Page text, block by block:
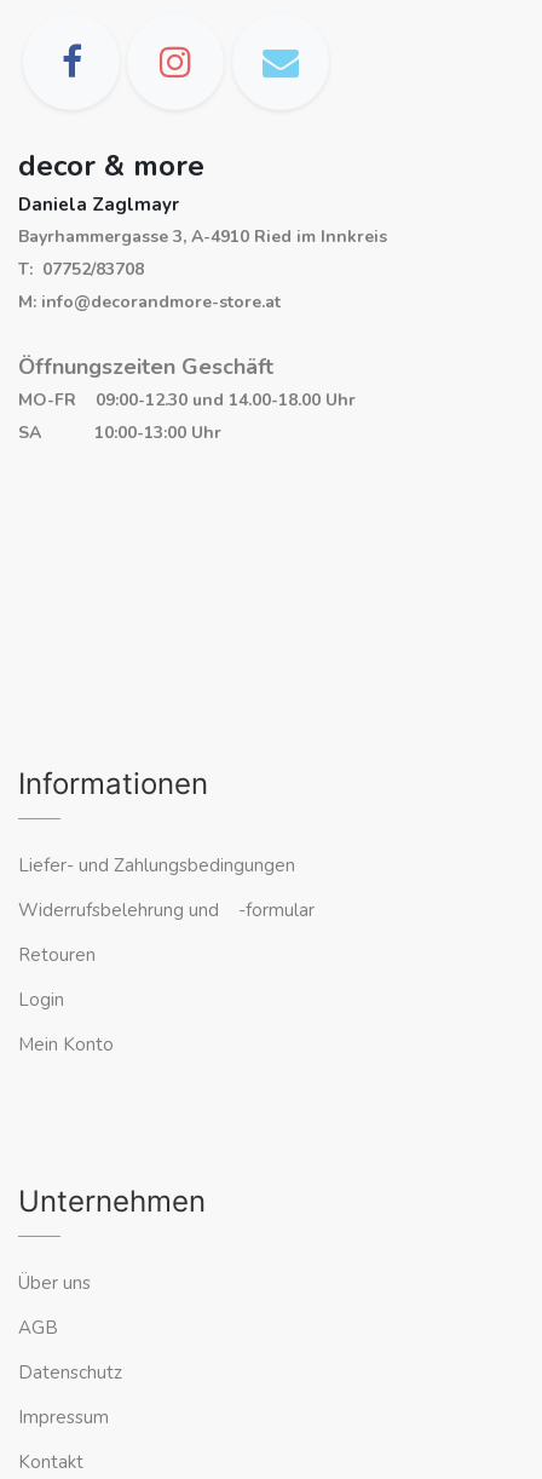
decor & more
Daniela Zaglmayr
Bayrhammergasse 3, A-4910 Ried im Innkreis
T: 07752/83708
M: info@decorandmore-store.at
Öffnungszeiten Geschäft
MO-FR 09:00-12.30 und 14.00-18.00 Uhr
SA 10:00-13:00 Uhr
Informationen
Liefer- und Zahlungsbedingungen
Widerrufsbelehrung und -formular
Retouren
Login
Mein Konto
Unternehmen
Über uns
AGB
Datenschutz
Impressum
Kontakt